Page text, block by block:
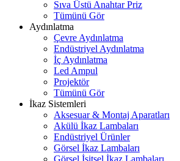
Sıva Üstü Anahtar Priz
Tümünü Gör
Aydınlatma
Çevre Aydınlatma
Endüstriyel Aydınlatma
İç Aydınlatma
Led Ampul
Projektör
Tümünü Gör
İkaz Sistemleri
Aksesuar & Montaj Aparatları
Akülü İkaz Lambaları
Endüstriyel Ürünler
Görsel İkaz Lambaları
Görsel İşitsel İkaz Lambaları